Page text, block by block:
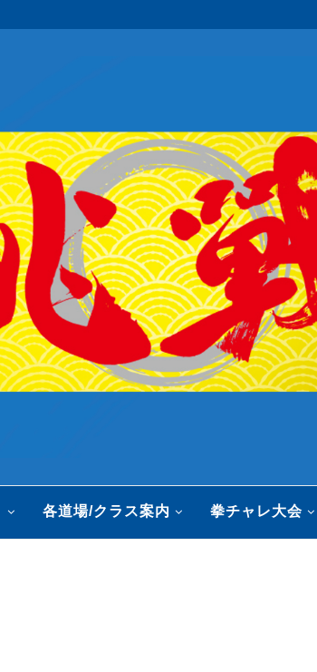
各道場/クラス案内 拳チャレ大会